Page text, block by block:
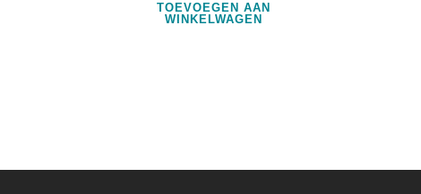
TOEVOEGEN AAN
WINKELWAGEN